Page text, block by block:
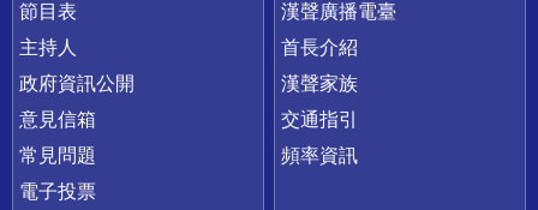
節目表
主持人
政府資訊公開
意見信箱
常見問題
電子投票
漢聲廣播電臺
首長介紹
漢聲家族
交通指引
頻率資訊